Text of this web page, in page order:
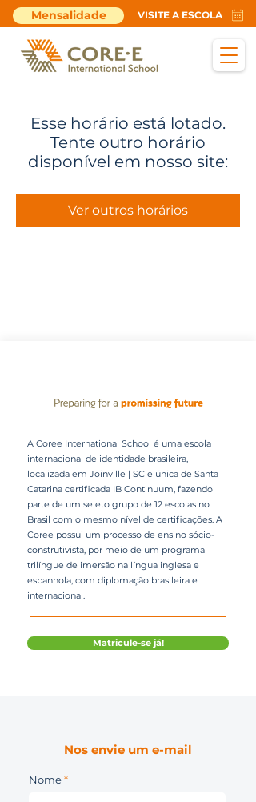
Mensalidade VISITE A ESCOLA
Esse horário está lotado.
Tente outro horário
disponível em nosso site:
Ver outros horários
A Coree International School é uma escola
internacional de identidade brasileira,
localizada em Joinville | SC e única de Santa
Catarina certificada IB Continuum, fazendo
parte de um seleto grupo de 12 escolas no
Brasil com o mesmo nível de certificações. A
Coree possui um processo de ensino sócio-
construtivista, por meio de um programa
trilíngue de imersão na língua inglesa e
espanhola, com diplomação brasileira e
internacional.
Matricule-se já!
Nos envie um e-mail
Nome